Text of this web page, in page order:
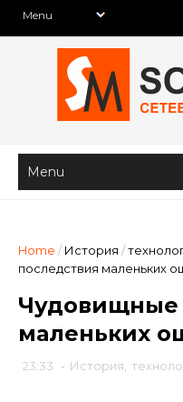
Home / История /
последствия маленьких
Чудовищные
маленьких
23:33 - История